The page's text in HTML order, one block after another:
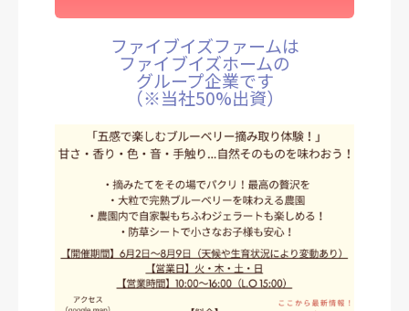
ファイブイズファームは
ファイブイズホームの
グループ企業です
（※当社50%出資）